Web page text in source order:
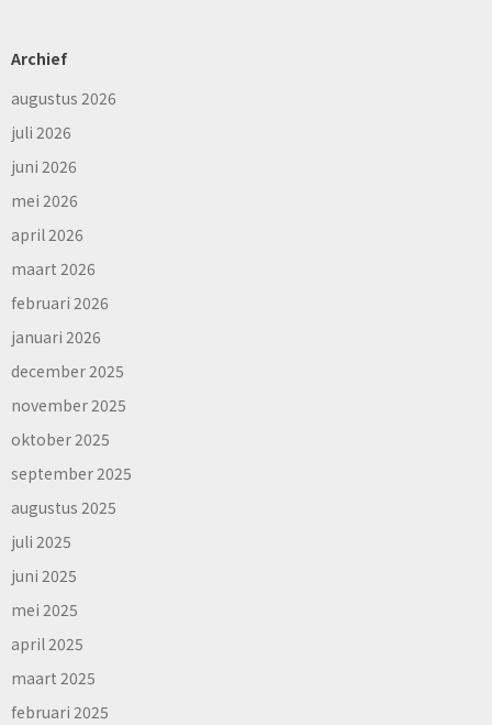
Archief
augustus 2026
juli 2026
juni 2026
mei 2026
april 2026
maart 2026
februari 2026
januari 2026
december 2025
november 2025
oktober 2025
september 2025
augustus 2025
juli 2025
juni 2025
mei 2025
april 2025
maart 2025
februari 2025